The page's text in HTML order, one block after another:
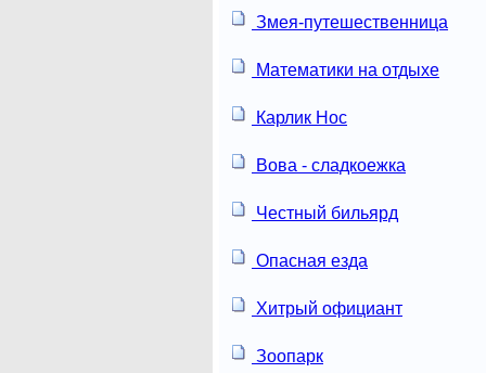
Змея-путешественница
Математики на отдыхе
Карлик Нос
Вова - сладкоежка
Честный бильярд
Опасная езда
Хитрый официант
Зоопарк